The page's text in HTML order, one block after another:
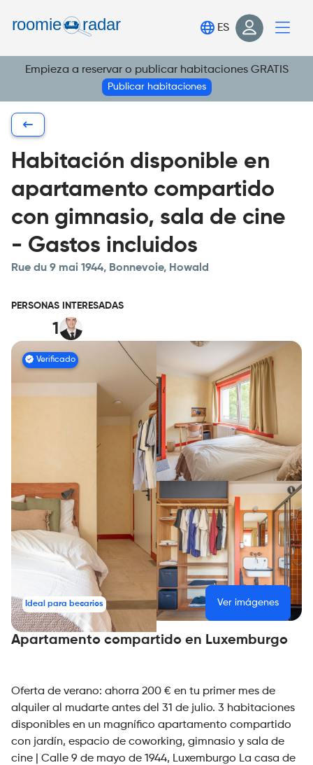
Iniciar sesión
Regístrate
ES
Empieza a reservar o publicar habitaciones GRATIS
Publicar habitaciones
Habitación disponible en
apartamento compartido
con gimnasio, sala de cine
- Gastos incluidos
Rue du 9 mai 1944, Bonnevoie, Howald
PERSONAS INTERESADAS
1
Verificado
Ideal para becarios Ver imágenes
Apartamento compartido en Luxemburgo
Oferta de verano: ahorra 200 € en tu primer mes de
alquiler al mudarte antes del 31 de julio. 3 habitaciones
disponibles en un magnífico apartamento compartido
con jardín, espacio de coworking, gimnasio y sala de
cine | Calle 9 de mayo de 1944, Luxemburgo La casa de